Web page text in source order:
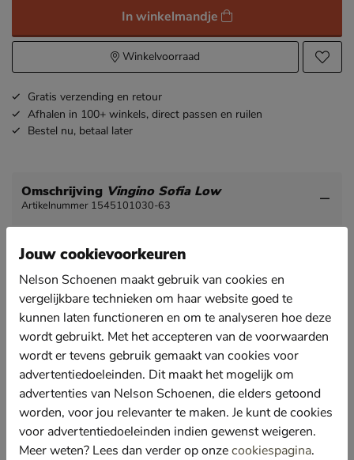
In winkelmandje
Winkelvoorraad
Gratis verzending en retour
Afhalen in 100+ winkels, direct passen en ruilen
Bestel nu, betaal later
Omschrijving Vingino Sofia Low
Artikelnummer 1545101030-63
Vingino Sofia Low meisjes gevoerde boot
Met deze comfortabele boots heb jij het nooit koud op
het schoolplein. En je staat ook nog eens ietsje hoger
met de trendy plateauzool.
Uitgevoerd in soepel suéde wat de vorm van de voet
aanneemt.
Gevoerd met fake fur wat de voetjes heerlijk warm
houdt. Deze voering is ook gebruikt voor de
bekleding van het voetbed.
Afgewerkt met een plateauzool van rubber.
Jouw cookievoorkeuren
Nelson Schoenen maakt gebruik van cookies en
vergelijkbare technieken om haar website goed te
kunnen laten functioneren en om te analyseren hoe deze
wordt gebruikt. Met het accepteren van de voorwaarden
wordt er tevens gebruik gemaakt van cookies voor
advertentiedoeleinden. Dit maakt het mogelijk om
advertenties van Nelson Schoenen, die elders getoond
worden, voor jou relevanter te maken. Je kunt de cookies
voor advertentiedoeleinden indien gewenst weigeren.
Meer weten? Lees dan verder op onzecookiespagina.